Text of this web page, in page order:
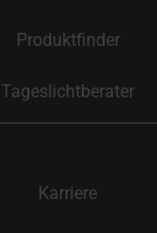
Produktfinder
Tageslichtberater
Karriere